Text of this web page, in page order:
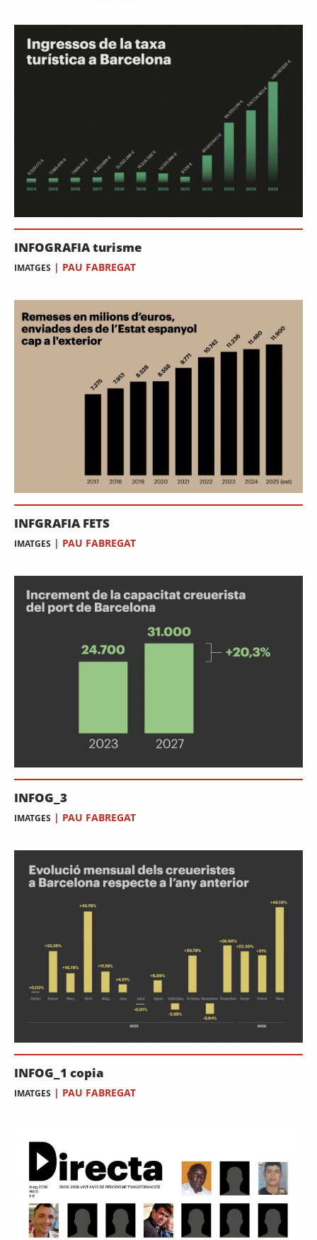
INFOGRAFIA turisme
IMATGES | PAU FABREGAT
INFGRAFIA FETS
IMATGES | PAU FABREGAT
INFOG_3
IMATGES | PAU FABREGAT
INFOG_1 copia
IMATGES | PAU FABREGAT